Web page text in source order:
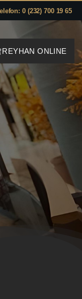
0 (232) 700 19 65
REYHAN ONLINE